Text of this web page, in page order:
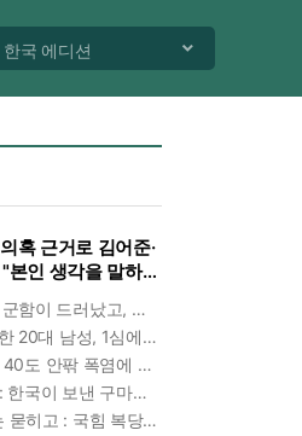
한국 에디션
혹 근거로 김어준·
본인 생각을 말하
다뉴브강에서 제2차 세계대전 군함이 드러났고, 포항 수돗물은 갑자기 짜졌다 : 폭염·가뭄이 만든 낯선 풍경
부모 외출 틈타 여동생 성폭행한 20대 남성, 1심에서 5년형 선고 : 친족 간 '암수범죄'의 심각성
"실외기 과열, 문 닫지 마세요" 40도 안팎 폭염에 쉼 없이 도는 에어컨 : 화재 위험 경고등!
"한국산 물은 변기 물로 써라" : 한국이 보낸 구마모토 지진 구호품에 한 일본인의 '어처구니 없는' 반응
필리버스터는 밀리고 토론회는 묻히고 : 국힘 복당 원하는 한동훈, '검사 정치'의 한계만 드러내나